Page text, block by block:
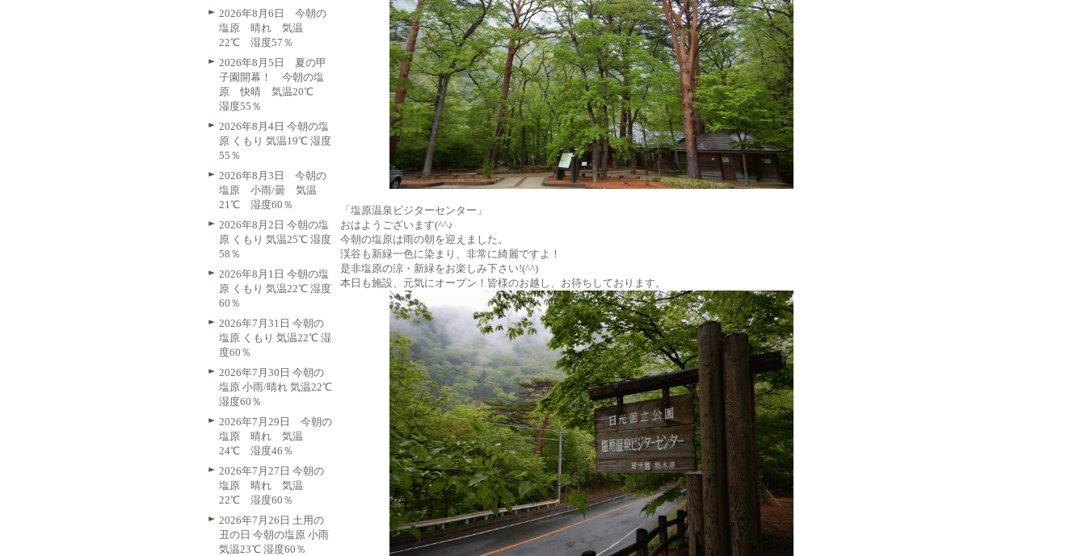
「塩原温泉ビジターセンター」
おはようございます(^^♪
今朝の塩原は雨の朝を迎えました。
渓谷も新緑一色に染まり、非常に綺麗ですよ！
是非塩原の涼・新緑をお楽しみ下さい!(^^)
本日も施設、元気にオープン！皆様のお越し、お待ちしております。
2026年8月6日 今朝の
塩原 晴れ 気温
22℃ 湿度57％
2026年8月5日 夏の甲
子園開幕！ 今朝の塩
原 快晴 気温20℃
湿度55％
2026年8月4日 今朝の塩
原 くもり 気温19℃ 湿度
55％
2026年8月3日 今朝の
塩原 小雨/曇 気温
21℃ 湿度60％
2026年8月2日 今朝の塩
原 くもり 気温25℃ 湿度
58％
2026年8月1日 今朝の塩
原 くもり 気温22℃ 湿度
60％
2026年7月31日 今朝の
塩原 くもり 気温22℃ 湿
度60％
2026年7月30日 今朝の
塩原 小雨/晴れ 気温22℃
湿度60％
2026年7月29日 今朝の
塩原 晴れ 気温
24℃ 湿度46％
2026年7月27日 今朝の
塩原 晴れ 気温
22℃ 湿度60％
2026年7月26日 土用の
丑の日 今朝の塩原 小雨
気温23℃ 湿度60％